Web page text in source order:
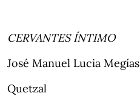
CERVANTES ÍNTIMO
José Manuel Lucia Megías
Quetzal